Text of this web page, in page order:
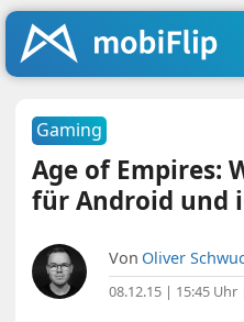
Gaming
Age of Empires:
für Android und
Von Oliver
08.12.15 | 15:45 Uhr